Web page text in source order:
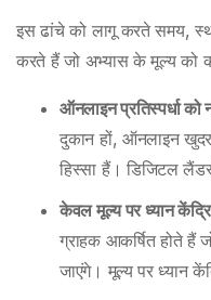
इस ढांचे को लागू करते समय,
करते हैं जो अभ्यास के मूल्य को
ऑनलाइन प्रतिस्पर्धा
दुकान हों, ऑनलाइन
हिस्सा हैं। डिजिटल
केवल मूल्य पर ध्यान
ग्राहक आकर्षित होते हैं
जाएंगे। मूल्य पर ध्यान